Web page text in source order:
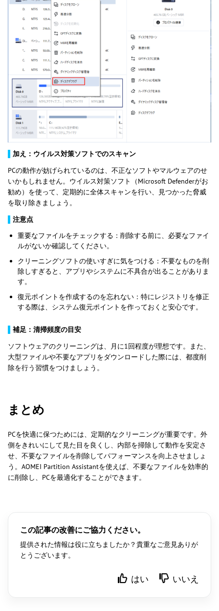
加え：ウイルス対策ソフトでのスキャン
PCの動作が妨げられているのは、不正なソフトやマルウェアのせ
いかもしれません。ウイルス対策ソフト（Microsoft Defenderがお
勧め）を使って、定期的に全体スキャンを行い、見つかった脅威
を取り除きましょう。
注意点
重要なファイルをチェックする：削除する前に、必要なファイ
ルがないか確認してください。
クリーニングソフトの使いすぎに気をつける：不要なものを削
除しすぎると、アプリやシステムに不具合が出ることがありま
す。
復元ポイントを作成するのを忘れない：特にレジストリを修正
する際は、システム復元ポイントを作っておくと安心です。
補足：清掃頻度の目安
ソフトウェアのクリーニングは、月に1回程度が理想です。また、
大型ファイルや不要なアプリをダウンロードした際には、都度削
除を行う習慣をつけましょう。
まとめ
PCを快適に保つためには、定期的なクリーニングが重要です。外
側をきれいにして見た目を良くし、内部を掃除して動作を安定さ
せ、不要なファイルを削除してパフォーマンスを向上させましょ
う。AOMEI Partition Assistantを使えば、不要なファイルを効率的
に削除し、PCを最適化することができます。
この記事の改善にご協力ください。
提供された情報は役に立ちましたか？貴重なご意見ありが
とうございます。
はい いいえ